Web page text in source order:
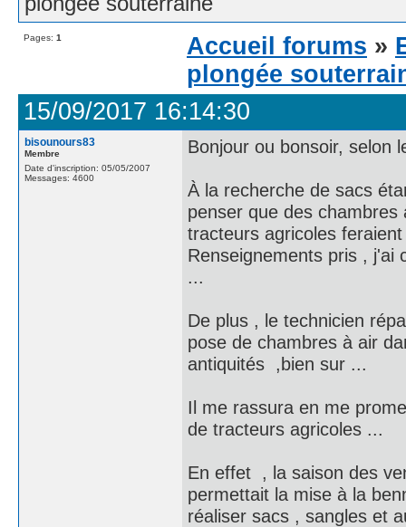
Pages: 1 Accueil forums »
plongée
15/09/2017 16:14:30
bisounours83
Membre
Date d'inscription: 05/05/2007
Messages: 4600
Bonjour ou bonsoir, selon
À la recherche de sacs
penser que des
tracteurs agricoles
Renseignements pris , j'ai
...
De plus , le technicien
pose de chambres à air
antiquités ,bien sur ...
Il me rassura en me
de tracteurs agricoles ...
En effet , la saison des
permettait la mise à la
réaliser sacs , sangles et